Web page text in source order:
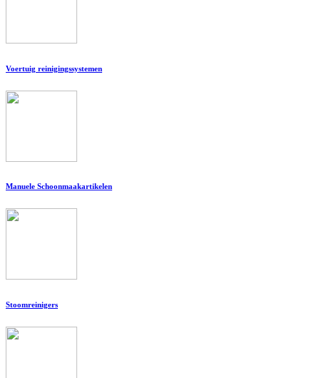
Voertuig reinigingssystemen
Manuele Schoonmaakartikelen
Stoomreinigers